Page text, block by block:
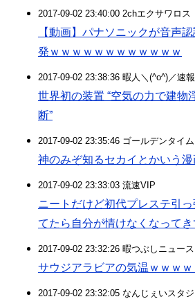
2017-09-02 23:40:00 2chエクサワロス
【動画】パナソニックが音声
発ｗｗｗｗｗｗｗｗｗｗｗｗ
2017-09-02 23:38:36 暇人＼(^o^)／速報
世界初の装置 “空気の力で建物
断”
2017-09-02 23:35:46 ゴールデンタイ
神のみぞ知るセカイとかいう漫
2017-09-02 23:33:03 流速VIP
ニートだけど初代プレステ引
てたら自分が情けなくなってき
2017-09-02 23:32:26 暇つぶしニュース
サウジアラビアの気温ｗｗｗ
2017-09-02 23:32:05 なんじぇいスタ